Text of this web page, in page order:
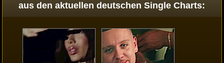
aus den aktuellen deutschen Single Charts: